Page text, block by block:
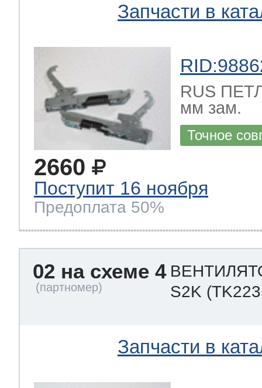
Запчасти в
RUS
мм зам.
Точное
2660
Поступит 16 ноября
Предоплата 50%
02 на схеме 4
S2K
Запчасти в